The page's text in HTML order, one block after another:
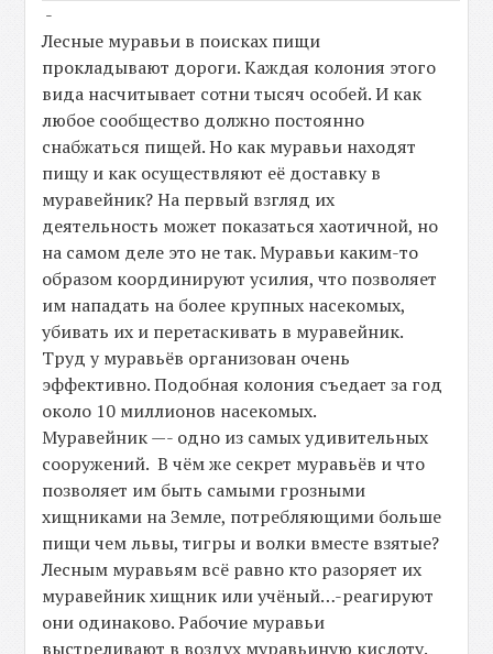
-
Лесные муравьи в поисках пищи
прокладывают дороги. Каждая колония этого
вида насчитывает сотни тысяч особей. И как
любое сообщество должно постоянно
снабжаться пищей. Но как муравьи находят
пищу и как осуществляют её доставку в
муравейник? На первый взгляд их
деятельность может показаться хаотичной, но
на самом деле это не так. Муравьи каким-то
образом координируют усилия, что позволяет
им нападать на более крупных насекомых,
убивать их и перетаскивать в муравейник.
Труд у муравьёв организован очень
эффективно. Подобная колония съедает за год
около 10 миллионов насекомых.
Муравейник —- одно из самых удивительных
сооружений. В чём же секрет муравьёв и что
позволяет им быть самыми грозными
хищниками на Земле, потребляющими больше
пищи чем львы, тигры и волки вместе взятые?
Лесным муравьям всё равно кто разоряет их
муравейник хищник или учёный…-реагируют
они одинаково. Рабочие муравьи
выстреливают в воздух муравьиную кислоту.